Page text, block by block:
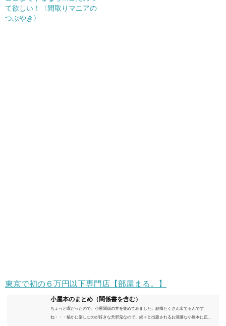
て欲しい！〈間取りマニアの
つぶやき〉
東京で初の６万円以下専門店【部屋まる。】
小屋本のまとめ（関係書を含む）
ちょっと暇だったので、小屋関係の本を集めてみました。結構たくさん出てるんです
ね・・・秘かに楽しむのが好きな天邪鬼なので、続々と出版されるお洒落な小屋本に正直